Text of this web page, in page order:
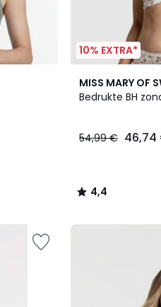
10% EXTRA*
MISS MARY OF
Bedrukte BH
54,99 € 46,74
4,4
/ 5
2
Kleuren
4,4
/